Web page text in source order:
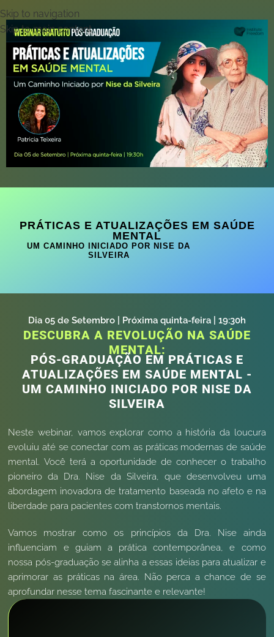
Skip to navigation
Skip to main content
PRÁTICAS E ATUALIZAÇÕES EM SAÚDE
MENTAL
UM CAMINHO INICIADO POR NISE DA
SILVEIRA
Dia 05 de Setembro | Próxima quinta-feira | 19:30h
DESCUBRA A REVOLUÇÃO NA SAÚDE
MENTAL:
PÓS-GRADUAÇÃO EM PRÁTICAS E
ATUALIZAÇÕES EM SAÚDE MENTAL -
UM CAMINHO INICIADO POR NISE DA
SILVEIRA
Neste webinar, vamos explorar como a história da loucura
evoluiu até se conectar com as práticas modernas de saúde
mental. Você terá a oportunidade de conhecer o trabalho
pioneiro da Dra. Nise da Silveira, que desenvolveu uma
abordagem inovadora de tratamento baseada no afeto e na
liberdade para pacientes com transtornos mentais.
Vamos mostrar como os princípios da Dra. Nise ainda
influenciam e guiam a prática contemporânea, e como
nossa pós-graduação se alinha a essas ideias para atualizar e
aprimorar as práticas na área. Não perca a chance de se
aprofundar nesse tema fascinante e relevante!